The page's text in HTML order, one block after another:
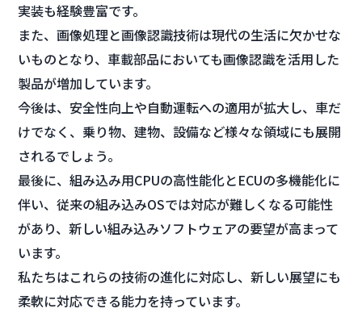
実装も経験豊富です。
また、画像処理と画像認識技術は現代の生活に欠かせな
いものとなり、車載部品においても画像認識を活用した
製品が増加しています。
今後は、安全性向上や自動運転への適用が拡大し、車だ
けでなく、乗り物、建物、設備など様々な領域にも展開
されるでしょう。
最後に、組み込み用CPUの高性能化とECUの多機能化に
伴い、従来の組み込みOSでは対応が難しくなる可能性
があり、新しい組み込みソフトウェアの要望が高まって
います。
私たちはこれらの技術の進化に対応し、新しい展望にも
柔軟に対応できる能力を持っています。